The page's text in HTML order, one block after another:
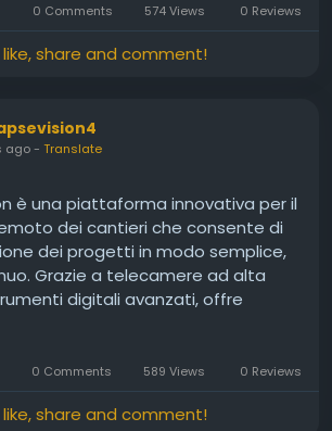
0 Comments 574 Views 0 Reviews
share and comment!
ago- Translate
è una piattaforma innovativa per il
dei cantieri che consente di
dei progetti in modo semplice,
Grazie a telecamere ad alta
digitali avanzati, offre
in tempo reale,
automatica dei lavori e video
La soluzione aiuta aziende
migliorare la gestione dei cantieri,
e ottimizzare la
0 Comments 589 Views 0 Reviews
share and comment!